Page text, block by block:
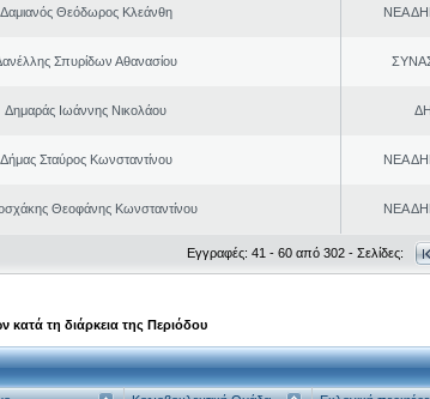
Δαμιανός Θεόδωρος Κλεάνθη ΝΕΑ
Σπυρίδων Αθανασίου
Δημαράς Ιωάννης Νικολάου
Δήμας Σταύρος Kωνσταντίνου ΝΕΑ
Θεοφάνης Κωνσταντίνου ΝΕΑ
Εγγραφές: 41 - 60 από 302 - Σελίδες:
κατά τη διάρκεια της Περιόδου